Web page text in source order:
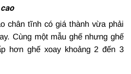
chân tĩnh có giá thành vừa phải
Cùng một mẫu ghế nhưng ghế
hơn ghế xoay khoảng 2 đến 3